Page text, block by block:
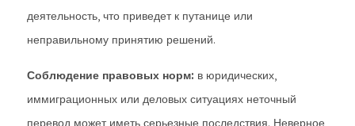
деятельность, что приведет к путанице или
неправильному принятию решений.
Соблюдение правовых норм: в юридических,
иммиграционных или деловых ситуациях неточный
перевод может иметь серьезные последствия. Неверное